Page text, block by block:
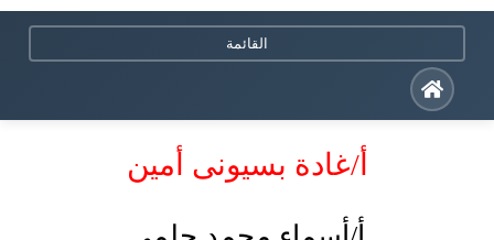
القائمة
أ/غادة بسيونى أمين